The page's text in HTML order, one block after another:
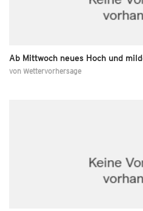
Ab Mittwoch neues Hoch und
von Wettervorhersage